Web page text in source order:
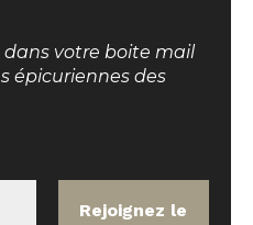
dans votre boite mail
épicuriennes des